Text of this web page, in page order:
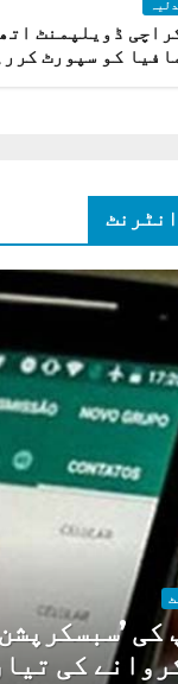
ڈویلپمنٹ
کو سپورٹ
’سبسکرپشن
کی